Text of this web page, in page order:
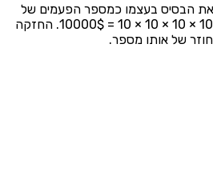
בעצמו כמספר הפעמים של
המעריך. לדוגמה, $10^4 = 10 × 10 × 10 × 10 = 10000$. החזקה
אותו מספר.